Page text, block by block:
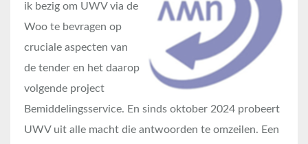
ik bezig om UWV via de
Woo te bevragen op
cruciale aspecten van
de tender en het daarop
volgende project
Bemiddelingsservice. En sinds oktober 2024 probeert
UWV uit alle macht die antwoorden te omzeilen. Een